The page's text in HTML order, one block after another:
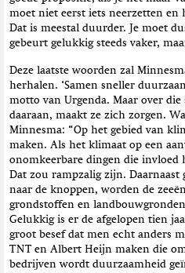
moet niet eerst iets neerzetten en
Dat is meestal duurder. Je moet
gebeurt gelukkig steeds vaker,
Deze laatste woorden zal
herhalen. ‘Samen sneller
motto van Urgenda. Maar over
daaraan, maakt ze zich zorgen.
Minnesma: “Op het gebied van
maken. Als het klimaat op een
onomkeerbare dingen die invloed
Dat zou rampzalig zijn. Daarnaast
naar de knoppen, worden de
grondstoffen en
Gelukkig is er de afgelopen tien
groot besef dat men echt anders
TNT en Albert Heijn maken die
bedrijven wordt duurzaamheid